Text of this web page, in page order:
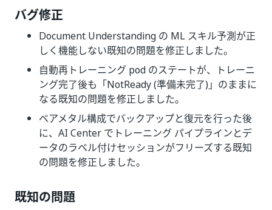
バグ修正
Document Understanding の ML スキル予測が正
しく機能しない既知の問題を修正しました。
自動再トレーニング pod のステートが、トレーニ
ング完了後も「NotReady (準備未完了)」のままに
なる既知の問題を修正しました。
ベアメタル構成でバックアップと復元を行った後
に、AI Center でトレーニング パイプラインとデ
ータのラベル付けセッションがフリーズする既知
の問題を修正しました。
既知の問題